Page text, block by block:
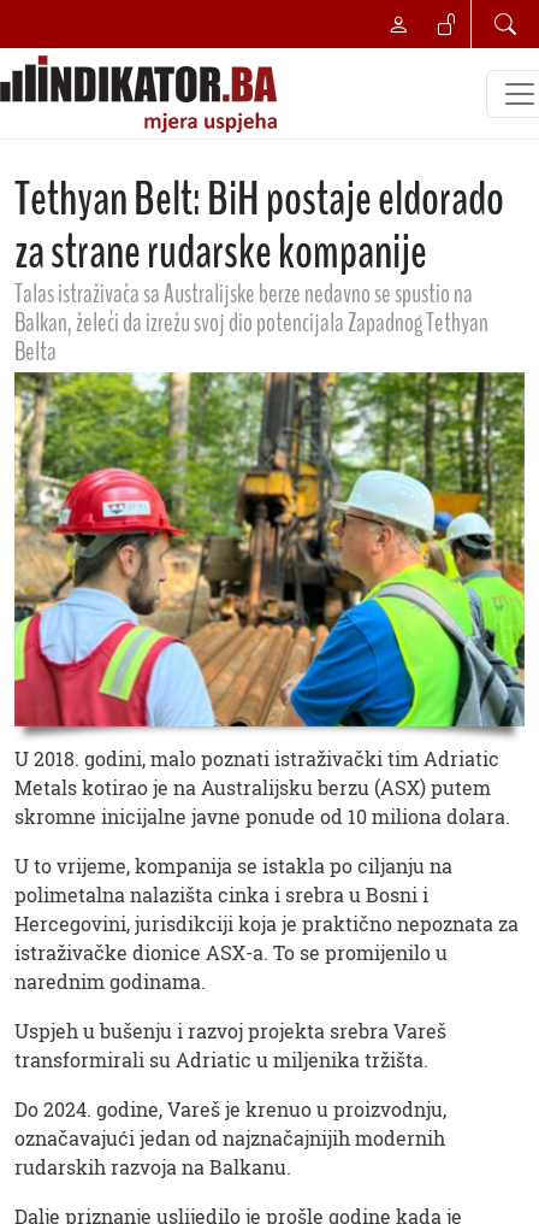
Tethyan Belt: BiH postaje eldorado
za strane rudarske kompanije
Talas istraživača sa Australijske berze nedavno se spustio na
Balkan, želeći da izrežu svoj dio potencijala Zapadnog Tethyan
Belta
U 2018. godini, malo poznati istraživački tim Adriatic
Metals kotirao je na Australijsku berzu (ASX) putem
skromne inicijalne javne ponude od 10 miliona dolara.
U to vrijeme, kompanija se istakla po ciljanju na
polimetalna nalazišta cinka i srebra u Bosni i
Hercegovini, jurisdikciji koja je praktično nepoznata za
istraživačke dionice ASX-a. To se promijenilo u
narednim godinama.
Uspjeh u bušenju i razvoj projekta srebra Vareš
transformirali su Adriatic u miljenika tržišta.
Do 2024. godine, Vareš je krenuo u proizvodnju,
označavajući jedan od najznačajnijih modernih
rudarskih razvoja na Balkanu.
Dalje priznanje uslijedilo je prošle godine kada je